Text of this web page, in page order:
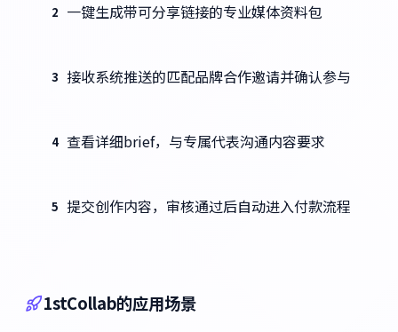
2 一键生成带可分享链接的专业媒体资料包
3 接收系统推送的匹配品牌合作邀请并确认参与
4 查看详细brief，与专属代表沟通内容要求
5 提交创作内容，审核通过后自动进入付款流程
1stCollab的应用场景